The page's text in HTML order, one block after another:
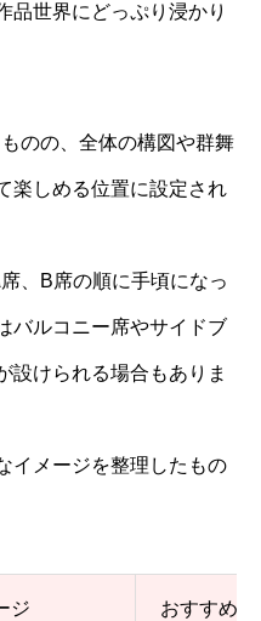
品世界にどっぷり浸かり
のの、全体の構図や群舞
楽しめる位置に設定され
、B席の順に手頃になっ
バルコニー席やサイドブ
設けられる場合もありま
イメージを整理したもの
ジ おすすめ